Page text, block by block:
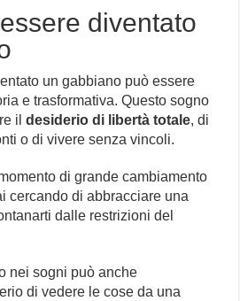
diventato
un gabbiano può essere
e trasformativa. Questo sogno
ildesiderio di libertà totale, di
o di vivere senza vincoli.
di grande cambiamento
cercando di abbracciare una
dalle restrizioni del
nei sogni può anche
di vedere le cose da una